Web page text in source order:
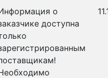
о
доступна